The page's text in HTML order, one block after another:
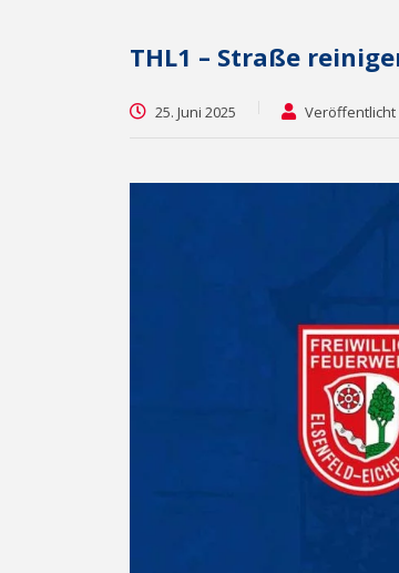
THL1 – Straße
25. Juni 2025 Veröffentlicht